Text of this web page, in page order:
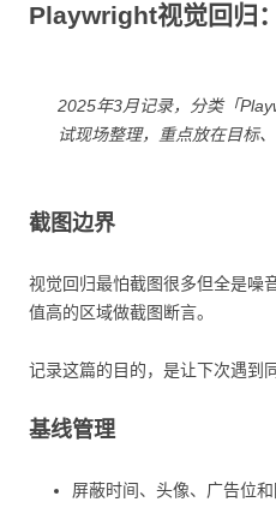
Playwright视觉回归
2025年3月记录，分类「
试现场整理，重点放在目标
截图边界
视觉回归最怕截图很多但全是噪
值高的区域做截图断言。
记录这篇的目的，是让下次遇到
基线管理
屏蔽时间、头像、广告位和